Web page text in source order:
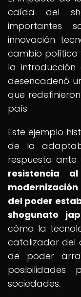
caída del
importantes
innovación
cambio político
la
desencadenó
que
país.
Este ejemplo
de la
respuesta ante
resistencia
del poder
shogunato
cómo la
catalizador del
de poder
sociedades.